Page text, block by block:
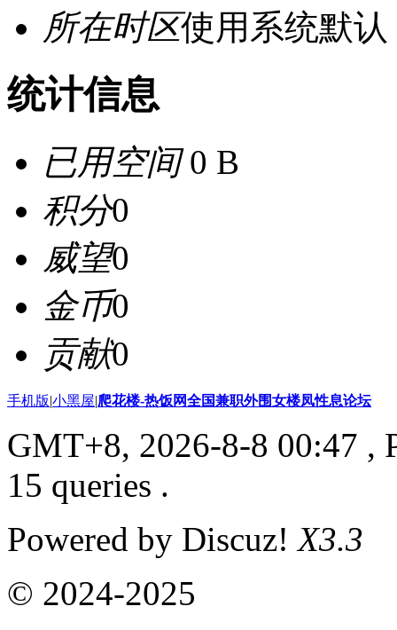
所在时区使用系统默认
统计信息
已用空间0 B
积分0
威望0
金币0
贡献0
手机版|小黑屋|爬花楼-热饭网全国兼职外围女楼凤性息论坛
GMT+8, 2026-8-8 00:47 ,
15 queries .
Powered by Discuz!X3.3
© 2024-2025